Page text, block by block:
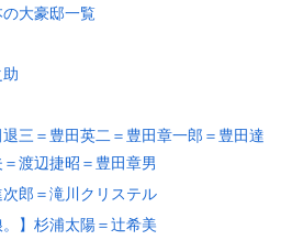
の大豪邸一覧
助
退三＝豊田英二＝豊田章一郎＝豊田達
渡辺捷昭＝豊田章男
次郎＝滝川クリステル
。】杉浦太陽＝辻希美